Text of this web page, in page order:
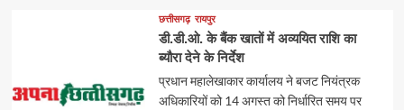
about
छत्तीसगढ़ रायपुर
डी.डी.ओ. के बैंक खातों में अव्ययित राशि का
ब्यौरा देने के निर्देश
प्रधान महालेखाकार कार्यालय ने बजट नियंत्रक
अधिकारियों को 14 अगस्त को निर्धारित समय पर